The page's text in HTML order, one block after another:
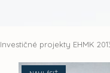
Investičné projekty EHMK